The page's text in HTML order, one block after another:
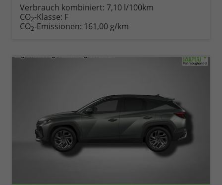
Verbrauch kombiniert: 7,10 l/100km
CO2-Klasse: F
CO2-Emissionen: 161,00 g/km